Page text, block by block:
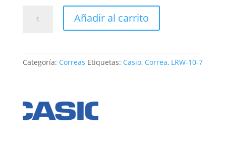
Casio
cantidad
Añadir al carrito
Categoría: Correas Etiquetas: Casio, Correa, LRW-10-7